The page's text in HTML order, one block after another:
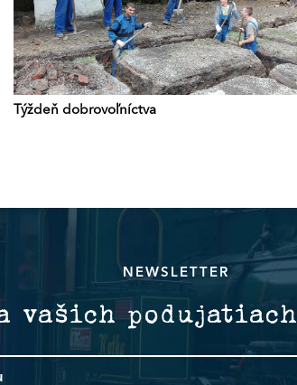
Týždeň dobrovoľníctva
NEWSLETTER
a vašich